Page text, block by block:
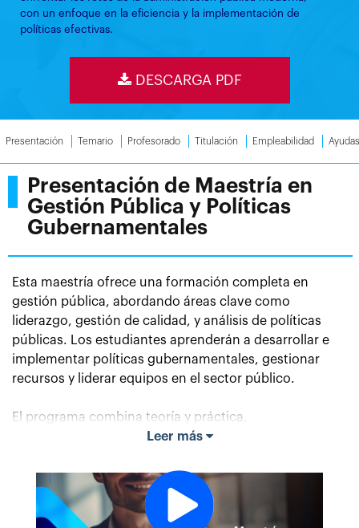
con un enfoque en la eficiencia y la implementación de
políticas efectivas.
DESCARGA PDF
Presentación Temario Profesorado Titulación Empleabilidad Ayudas
Presentación de Maestría en
Gestión Pública y Políticas
Gubernamentales
Esta maestría ofrece una formación completa en
gestión pública, abordando áreas clave como
liderazgo, gestión de calidad, y análisis de políticas
públicas. Los estudiantes aprenderán a desarrollar e
implementar políticas gubernamentales, gestionar
recursos y liderar equipos en el sector público.
El programa combina teoría y práctica,
proporcionando a los estudiantes las herramientas
instituciones públicas. Además, se enfoca en la
capacitación en técnicas de auditoría, procedimientos
tributarios y la aplicación de la calidad total en las
Leer más